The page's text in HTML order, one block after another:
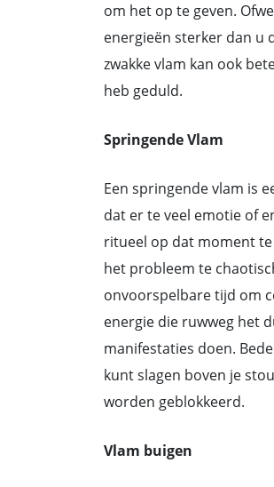
om het op te geven.
energieën sterker dan u
zwakke vlam kan ook
heb geduld.
Springende Vlam
Een springende vlam is
dat er te veel emotie of
ritueel op dat moment
het probleem te
onvoorspelbare tijd om
energie die ruwweg het
manifestaties doen.
kunt slagen boven je
worden geblokkeerd.
Vlam buigen